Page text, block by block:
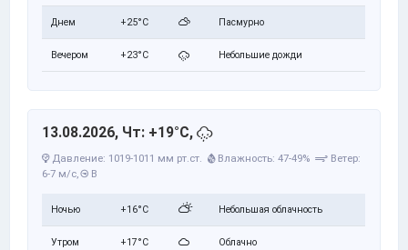
Днем +25°C Пасмурно
Вечером +23°C Небольшие дожди
13.08.2026, Чт: +19°C,
Давление: 1019-1011 мм рт.ст. Влажность: 47-49%
Ветер:
6-7 м/с,
В
Ночью +16°C Небольшая облачность
Утром +17°C Облачно